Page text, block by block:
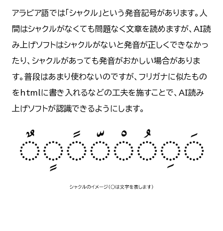
アラビア語では「シャクル」という発音記号があります。人
間はシャクルがなくても問題なく文章を読めますが、AI読
み上げソフトはシャクルがないと発音が正しくできなかっ
たり、シャクルがあっても発音がおかしい場合がありま
す。普段はあまり使わないのですが、フリガナに似たもの
をhtmlに書き入れるなどの工夫を施すことで、AI読み
上げソフトが認識できるようにします。